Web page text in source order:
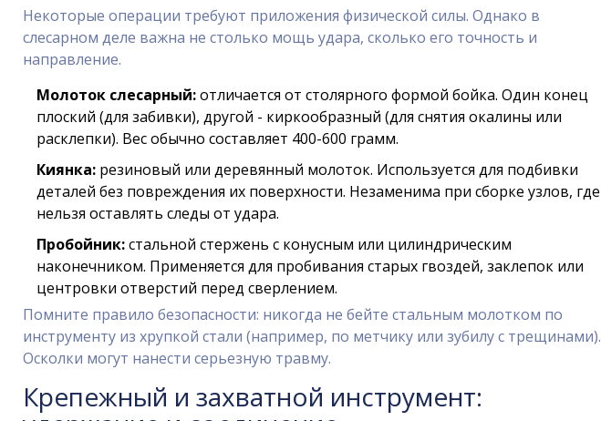
Некоторые операции требуют приложения физической силы. Однако в
слесарном деле важна не столько мощь удара, сколько его точность и
направление.
Молоток слесарный:отличается от столярного формой бойка. Один конец
плоский (для забивки), другой - киркообразный (для снятия окалины или
расклепки). Вес обычно составляет 400-600 грамм.
Киянка: резиновый или деревянный молоток. Используется для подбивки
деталей без повреждения их поверхности. Незаменима при сборке узлов, где
нельзя оставлять следы от удара.
Пробойник:стальной стержень с конусным или цилиндрическим
наконечником. Применяется для пробивания старых гвоздей, заклепок или
центровки отверстий перед сверлением.
Помните правило безопасности: никогда не бейте стальным молотком по
инструменту из хрупкой стали (например, по метчику или зубилу с трещинами).
Осколки могут нанести серьезную травму.
Крепежный и захватной инструмент: